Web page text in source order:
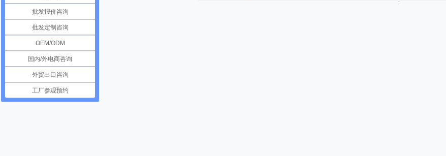
批发报价咨询
批发定制咨询
OEM/ODM
国内/外电商咨询
外贸出口咨询
工厂参观预约